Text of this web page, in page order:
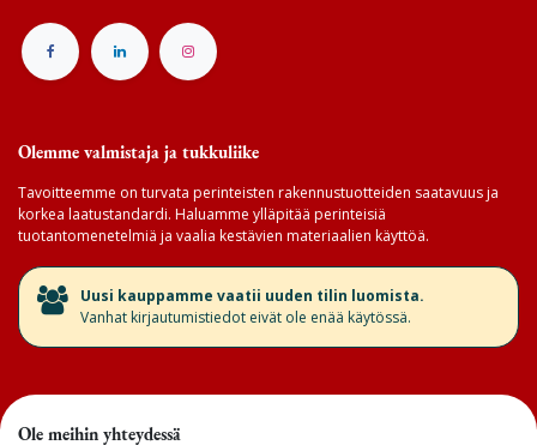
Olemme valmistaja ja tukkuliike
Tavoitteemme on turvata perinteisten rakennustuotteiden saatavuus ja
korkea laatustandardi. Haluamme ylläpitää perinteisiä
tuotantomenetelmiä ja vaalia kestävien materiaalien käyttöä.
​Uusi kauppamme vaatii uuden tilin luomista.
Vanhat kirjautumistiedot eivät ole enää käytössä.
Ole meihin yhteydessä